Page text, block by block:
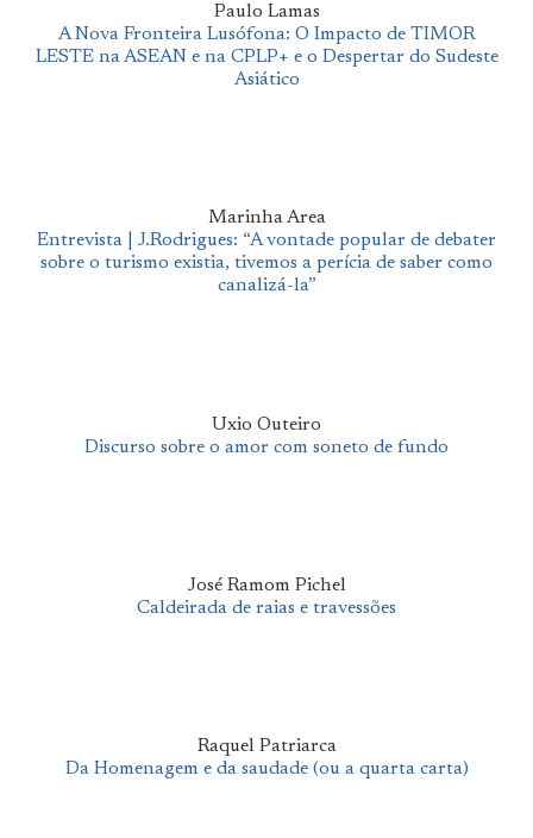
Paulo Lamas
A Nova Fronteira Lusófona: O Impacto de TIMOR
LESTE na ASEAN e na CPLP+ e o Despertar do Sudeste
Asiático
Marinha Area
Entrevista | J.Rodrigues: “A vontade popular de debater
sobre o turismo existia, tivemos a perícia de saber como
canalizá-la”
Uxio Outeiro
Discurso sobre o amor com soneto de fundo
José Ramom Pichel
Caldeirada de raias e travessões
Raquel Patriarca
Da Homenagem e da saudade (ou a quarta carta)